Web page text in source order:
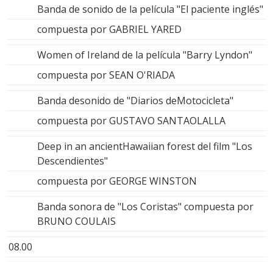
Banda de sonido de la película "El paciente inglés"
compuesta por GABRIEL YARED
Women of Ireland de la película "Barry Lyndon"
compuesta por SEAN O'RIADA
Banda desonido de "Diarios deMotocicleta"
compuesta por GUSTAVO SANTAOLALLA
Deep in an ancientHawaiian forest del film "Los
Descendientes"
compuesta por GEORGE WINSTON
Banda sonora de "Los Coristas" compuesta por
BRUNO COULAIS
08.00